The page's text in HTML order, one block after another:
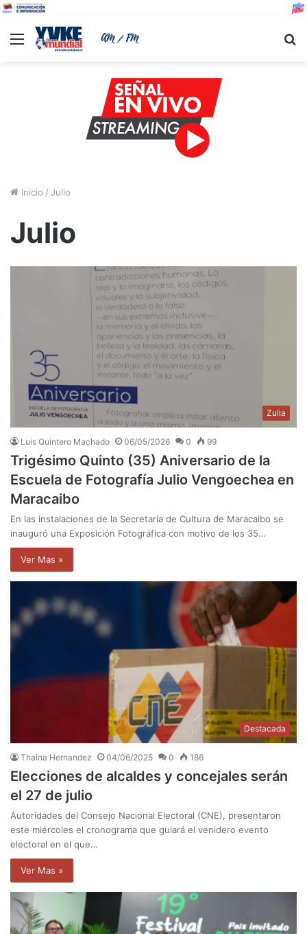
Menu
Inicio / Julio
Julio
Zulia
Luis Quintero Machado 06/05/2026 0 99
Trigésimo Quinto (35) Aniversario de la
Escuela de Fotografía Julio Vengoechea en
Maracaibo
En las instalaciones de la Secretaría de Cultura de Maracaibo se
inauguró una Exposición Fotográfica con motivo de los 35…
Ver Mas »
Destacada
Thaina Hernandez 04/06/2025 0 186
Elecciones de alcaldes y concejales serán
el 27 de julio
Autoridades del Consejo Nacional Electoral (CNE), presentaron
este miércoles el cronograma que guiará el venidero evento
electoral en el que…
Ver Mas »